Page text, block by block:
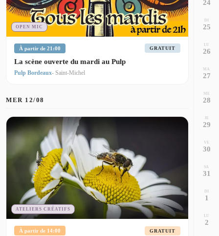
OPEN MIC
À partir de 21:00 GRATUIT
La scène ouverte du mardi au Pulp
Pulp Bordeaux- Saint-Michel
MER 12/08
ATELIERS CRÉATIFS
À partir de 14:00 GRATUIT
24
DI
25
LU
26
MA
27
ME
28
JE
29
VE
30
SA
31
DI
1
LU
2